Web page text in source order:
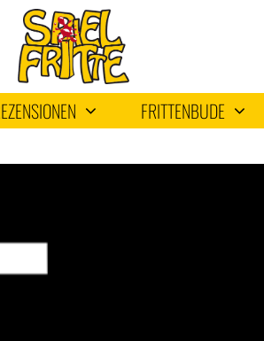
FRITTENBUDE